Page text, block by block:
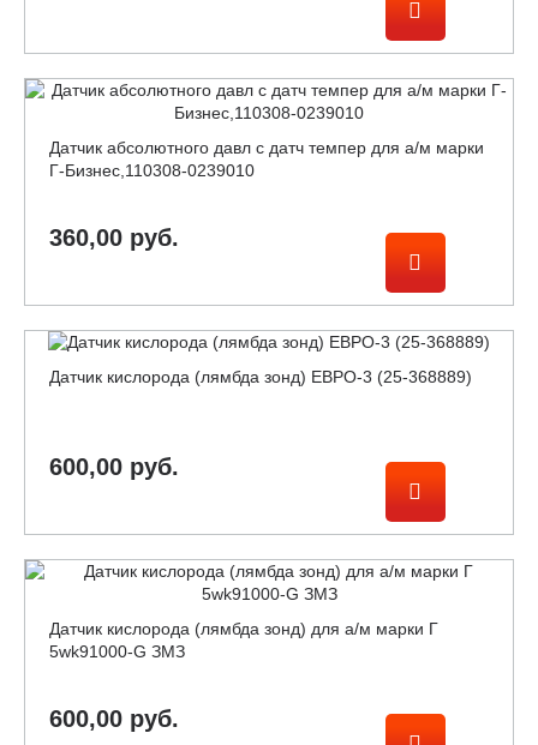
Датчик абсолютного давл с датч темпер для а/м марки
Г-Бизнес,110308-0239010
360,00 руб.
Датчик кислорода (лямбда зонд) ЕВРО-3 (25-368889)
600,00 руб.
Датчик кислорода (лямбда зонд) для а/м марки Г
5wk91000-G ЗМЗ
600,00 руб.